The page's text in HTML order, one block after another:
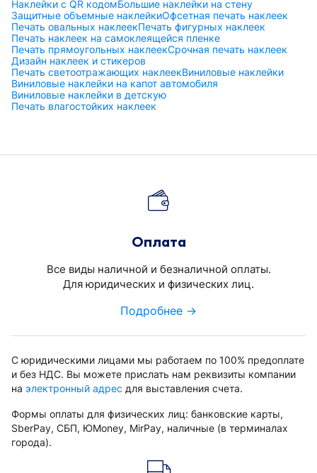
Наклейки с QR кодомБольшие наклейки на стену
Защитные объемные наклейкиОфсетная печать наклеек
Печать овальных наклеекПечать фигурных наклеек
Печать наклеек на самоклеящейся пленке
Печать прямоугольных наклеекСрочная печать наклеек
Дизайн наклеек и стикеров
Печать светоотражающих наклеекВиниловые наклейки
Виниловые наклейки на капот автомобиля
Виниловые наклейки в детскую
Печать влагостойких наклеек
Оплата
Все виды наличной и безналичной оплаты.
Для юридических и физических лиц.
Подробнее →
С юридическими лицами мы работаем по 100% предоплате
и без НДС. Вы можете прислать нам реквизиты компании
на электронный адрес для выставления счета.
Формы оплаты для физических лиц: банковские карты,
SberPay, СБП, ЮMoney, MirPay, наличные (в терминалах
города).